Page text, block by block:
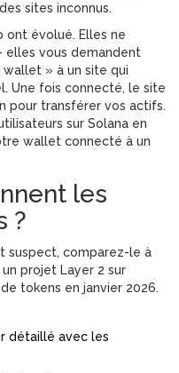
sites inconnus.
ont évolué. Elles ne
vous demandent
» à un site qui
Une fois connecté, le site
pour transférer vos actifs.
sur Solana en
wallet connecté à un
les
?
suspect, comparez-le à
un projet Layer 2 sur
tokens en janvier 2026.
détaillé avec les